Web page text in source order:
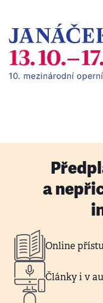
a
Online
Články i v